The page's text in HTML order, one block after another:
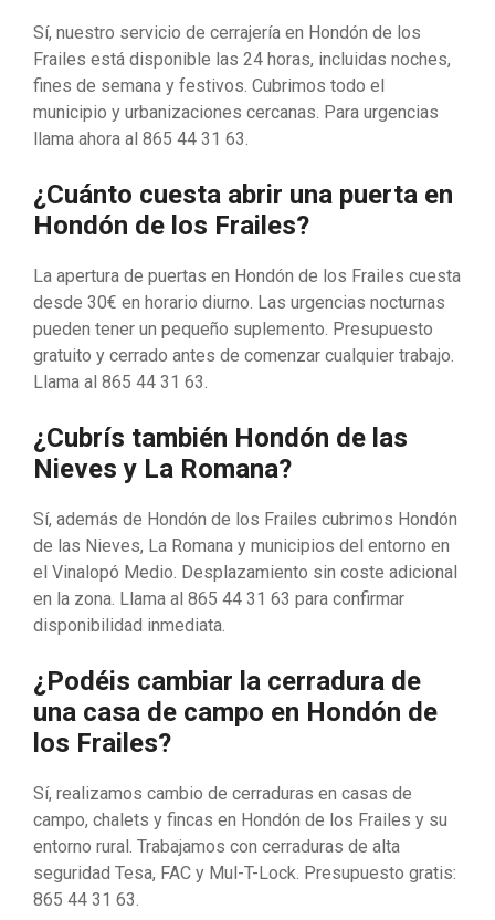
Sí, nuestro servicio de cerrajería en Hondón de los
Frailes está disponible las 24 horas, incluidas noches,
fines de semana y festivos. Cubrimos todo el
municipio y urbanizaciones cercanas. Para urgencias
llama ahora al 865 44 31 63.
¿Cuánto cuesta abrir una puerta en
Hondón de los Frailes?
La apertura de puertas en Hondón de los Frailes cuesta
desde 30€ en horario diurno. Las urgencias nocturnas
pueden tener un pequeño suplemento. Presupuesto
gratuito y cerrado antes de comenzar cualquier trabajo.
Llama al 865 44 31 63.
¿Cubrís también Hondón de las
Nieves y La Romana?
Sí, además de Hondón de los Frailes cubrimos Hondón
de las Nieves, La Romana y municipios del entorno en
el Vinalopó Medio. Desplazamiento sin coste adicional
en la zona. Llama al 865 44 31 63 para confirmar
disponibilidad inmediata.
¿Podéis cambiar la cerradura de
una casa de campo en Hondón de
los Frailes?
Sí, realizamos cambio de cerraduras en casas de
campo, chalets y fincas en Hondón de los Frailes y su
entorno rural. Trabajamos con cerraduras de alta
seguridad Tesa, FAC y Mul-T-Lock. Presupuesto gratis:
865 44 31 63.